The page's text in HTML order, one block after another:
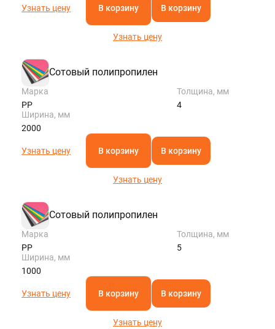
Узнать цену В корзину В корзину
Узнать цену
Сотовый полипропилен
Марка
PP
Толщина, мм
4
Ширина, мм
2000
Узнать цену В корзину В корзину
Узнать цену
Сотовый полипропилен
Марка
PP
Толщина, мм
5
Ширина, мм
1000
Узнать цену В корзину В корзину
Узнать цену